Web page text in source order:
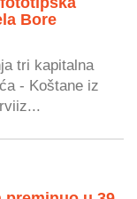
Bore
tri kapitalna
- Koštane iz